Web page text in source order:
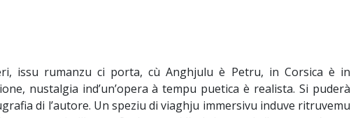
issu rumanzu ci porta, cù Anghjulu è Petru, in Corsica è in
nustalgia ind’un’opera à tempu puetica è realista. Si puderà
di l’autore. Un speziu di viaghju immersivu induve ritruvemu